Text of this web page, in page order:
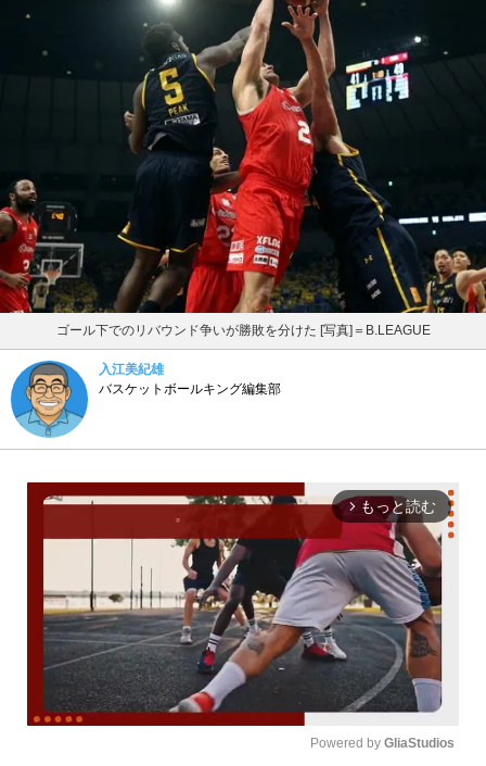
ゴール下でのリバウンド争いが勝敗を分けた [写真]＝B.LEAGUE
入江美紀雄
バスケットボールキング編集部
arrow_forward_ios もっと読む
Powered by GliaStudios